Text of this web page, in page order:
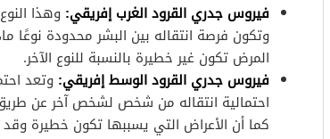
فيروس جدري القرود الغرب إفريقي: وهذا
وتكون فرصة انتقاله بين البشر محدودة نوعًا
المرض تكون غير خطيرة بالنسبة للنوع الآخر.
فيروس جدري القرود الوسط إفريقي: وتعد
احتمالية انتقاله من شخص لشخص آخر عن
كما أن الأعراض التي يسببها تكون خطيرة